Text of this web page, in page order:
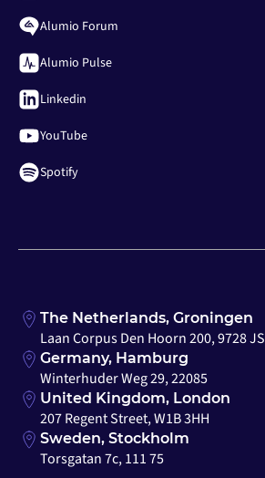
Alumio Forum
Alumio Pulse
Linkedin
YouTube
Spotify
The Netherlands, Groningen
Laan Corpus Den Hoorn 200, 9728 JS
Germany, Hamburg
Winterhuder Weg 29, 22085
United Kingdom, London
207 Regent Street, W1B 3HH
Sweden, Stockholm
Torsgatan 7c, 111 75